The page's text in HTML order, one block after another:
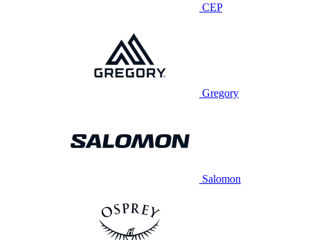
CEP
Gregory
Salomon